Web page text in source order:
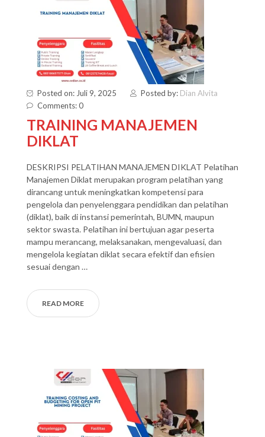
Posted on: Juli 9, 2025 Posted by: Dian Alvita
Comments: 0
TRAINING MANAJEMEN
DIKLAT
DESKRIPSI PELATIHAN MANAJEMEN DIKLAT Pelatihan
Manajemen Diklat merupakan program pelatihan yang
dirancang untuk meningkatkan kompetensi para
pengelola dan penyelenggara pendidikan dan pelatihan
(diklat), baik di instansi pemerintah, BUMN, maupun
sektor swasta. Pelatihan ini bertujuan agar peserta
mampu merancang, melaksanakan, mengevaluasi, dan
mengelola kegiatan diklat secara efektif dan efisien
sesuai dengan …
READ MORE